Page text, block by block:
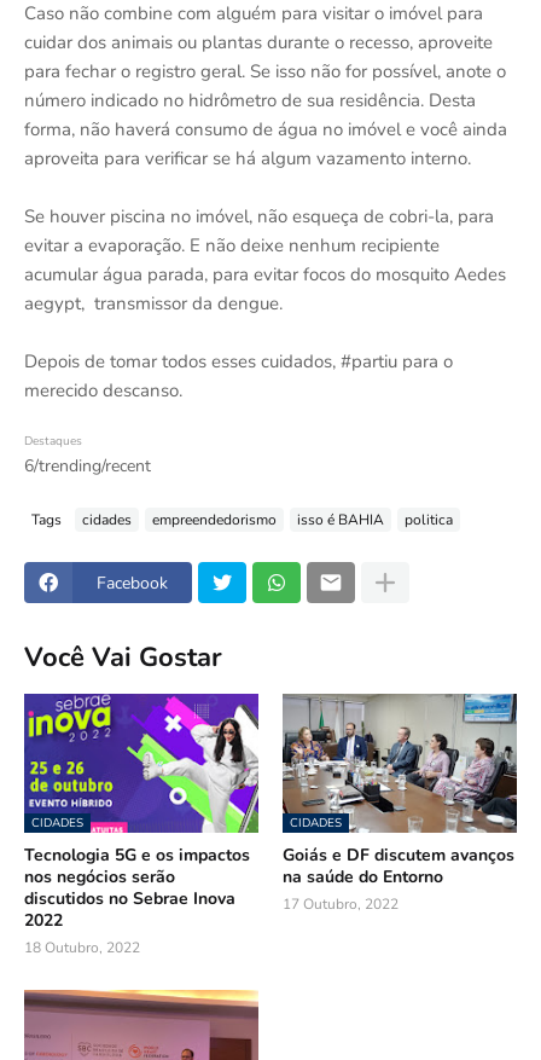
Caso não combine com alguém para visitar o imóvel para
cuidar dos animais ou plantas durante o recesso, aproveite
para fechar o registro geral. Se isso não for possível, anote o
número indicado no hidrômetro de sua residência. Desta
forma, não haverá consumo de água no imóvel e você ainda
aproveita para verificar se há algum vazamento interno.
Se houver piscina no imóvel, não esqueça de cobri-la, para
evitar a evaporação. E não deixe nenhum recipiente
acumular água parada, para evitar focos do mosquito Aedes
aegypt, transmissor da dengue.
Depois de tomar todos esses cuidados, #partiu para o
merecido descanso.
Destaques
6/trending/recent
Tags cidades empreendedorismo isso é BAHIA politica
Facebook
Você Vai Gostar
CIDADES
Tecnologia 5G e os impactos
nos negócios serão
discutidos no Sebrae Inova
2022
18 Outubro, 2022
CIDADES
Goiás e DF discutem avanços
na saúde do Entorno
17 Outubro, 2022